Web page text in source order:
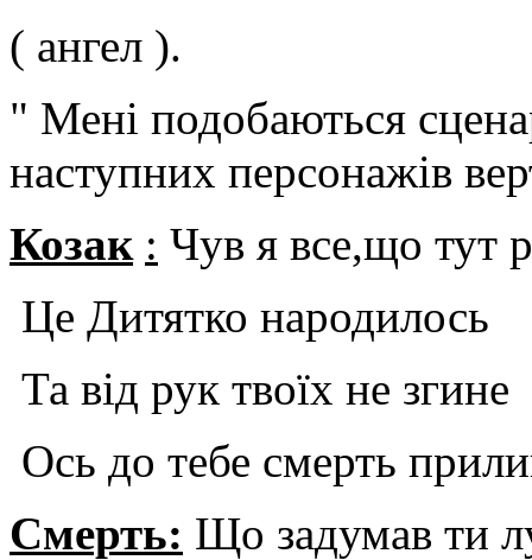
( ангел ).
" Мені подобаються
наступних персонажів
Козак : Чув я все,що тут
Це Дитятко народилось
Та від рук твоїх не згине
Ось до тебе смерть
Смерть: Що задумав ти